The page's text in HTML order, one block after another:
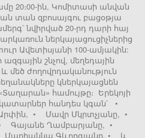
20։00-ին, Կոմիտասի անվան
տան զբոսայգու բացօթյա
նվիրված 20-րդ դարի հայ
ներկայացուցիչներից
Ավետիսյանի 100-ամյակին:
շնչով, մեղեդային
մեծ ժողովրդականություն
կներկայացնեն
համույթը։ Երեկոյի
հանդես կգան՝ •
• Մավր Մկրտչյանը, •
• Գայանե Ղամբարյանը, •
Մարիաննա Գևորգյանը, • և